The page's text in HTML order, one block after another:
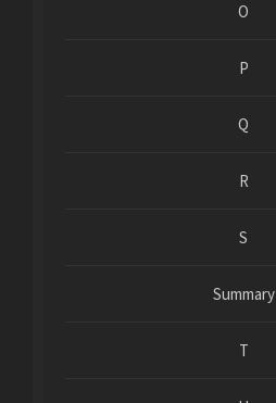
O
P
Q
R
S
Summary
T